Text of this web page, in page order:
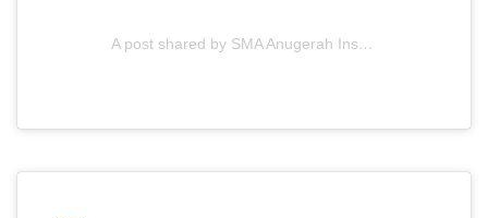
A post shared by SMA Anugerah Insani (@smait.anugerahinsani)